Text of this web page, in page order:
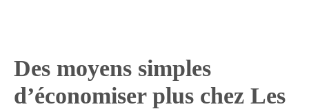
Des moyens simples
d’économiser plus chez Les